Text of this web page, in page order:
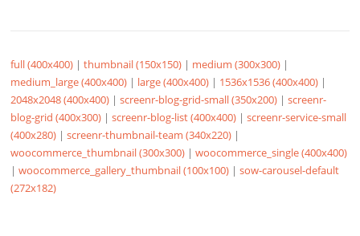
full (400x400) |thumbnail (150x150) | medium (300x300) |
medium_large (400x400) | large (400x400) | 1536x1536 (400x400) |
2048x2048 (400x400) |screenr-blog-grid-small (350x200) |screenr-
blog-grid (400x300) |screenr-blog-list (400x400) |screenr-service-small
(400x280) |screenr-thumbnail-team (340x220) |
woocommerce_thumbnail (300x300) |woocommerce_single (400x400)
|woocommerce_gallery_thumbnail (100x100) |sow-carousel-default
(272x182)